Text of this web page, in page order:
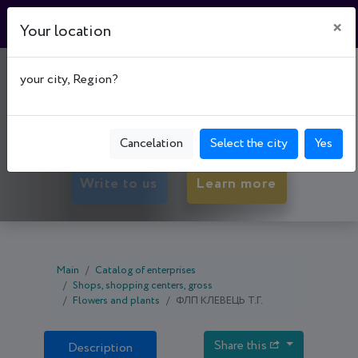
МАГАЗИН "LAVANDA"
Ternivs'kyi р-н, вул. Сергія Колачевского, буд. 103
Write to us Learn more
Main
Catalog of enterprises
Shops, shopping centers, gross
Flowers and plants
ФЛП КЛЕВЕЦЬ Т.Г.
Description Share this
Your location ×
your city, Region?
Cancelation Select the city Yes